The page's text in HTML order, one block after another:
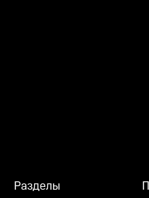
Разделы